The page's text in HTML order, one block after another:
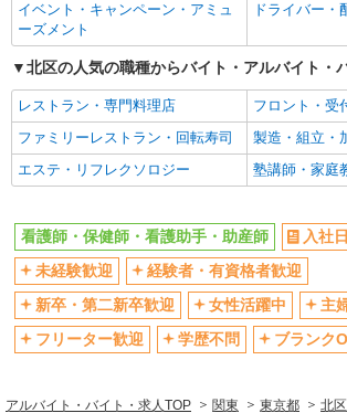
エルダー（50代～）活躍中
シニア（60代
高収入・高額
ボーナス・賞
昇給あり
完全週休2日制
フルタイム歓迎
禁煙・分煙
駅直結・駅チカ
車通勤OK
バイク通勤OK
自転車通勤OK
社会保険あり
産休・育休取
退職金・財形貯蓄制度あり
各種手当（家
ティブなど）
制服貸与
研修制度あり
資格取得支援制度あり
イベント・キャンペーン・アミュ
ーズメント
ドライバー・
北区の人気の職種からバイト・アルバイト・
レストラン・専門料理店
フロント・受
ファミリーレストラン・回転寿司
製造・組立・
エステ・リフレクソロジー
塾講師・家庭
看護師・保健師・看護助手・助産師
入社
未経験歓迎
経験者・有資格者歓迎
新卒・第二新卒歓迎
女性活躍中
主
フリーター歓迎
学歴不問
ブランク
アルバイト・バイト・求人TOP 関東 東京都 北区